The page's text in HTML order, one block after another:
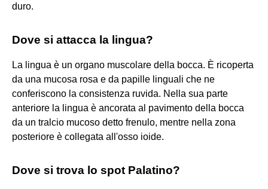
duro.
Dove si attacca la lingua?
La lingua è un organo muscolare della bocca. È ricoperta
da una mucosa rosa e da papille linguali che ne
conferiscono la consistenza ruvida. Nella sua parte
anteriore la lingua è ancorata al pavimento della bocca
da un tralcio mucoso detto frenulo, mentre nella zona
posteriore è collegata all'osso ioide.
Dove si trova lo spot Palatino?